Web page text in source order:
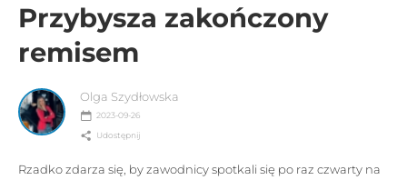
Przybysza zakończony
remisem
Olga Szydłowska
2023-09-26
Udostępnij
Rzadko zdarza się, by zawodnicy spotkali się po raz czwarty na